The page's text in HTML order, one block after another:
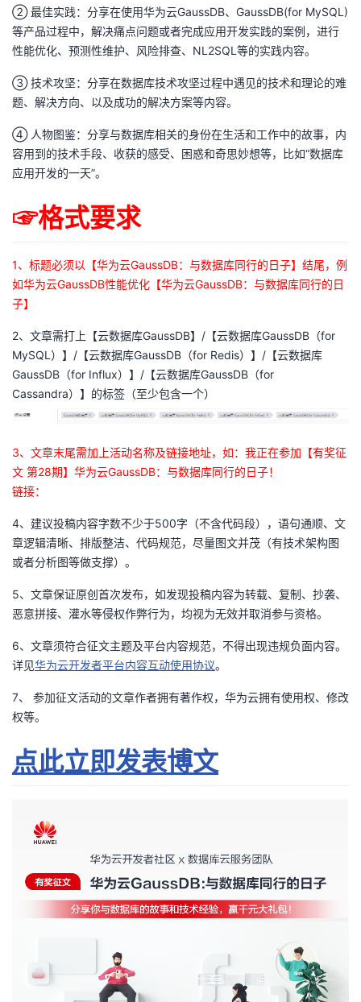
程
认
的
验
我
收
藏
支
声
议
② 最佳实践：分享在使用华为云GaussDB、GaussDB(for MySQL)
等产品过程中，解决痛点问题或者完成应用开发实践的案例，进行
性能优化、预测性维护、风险排查、NL2SQL等的实践内容。
③ 技术攻坚：分享在数据库技术攻坚过程中遇见的技术和理论的难
题、解决方向、以及成功的解决方案等内容。
④ 人物图鉴：分享与数据库相关的身份在生活和工作中的故事，内
容用到的技术手段、收获的感受、困惑和奇思妙想等，比如“数据库
应用开发的一天”。
☞格式要求
1、标题必须以【华为云GaussDB：与数据库同行的日子】结尾，例
如华为云GaussDB性能优化【华为云GaussDB：与数据库同行的日
子】
2、文章需打上【云数据库GaussDB】/【云数据库GaussDB（for
MySQL）】/【云数据库GaussDB（for Redis）】/【云数据库
GaussDB（for Influx）】/【云数据库GaussDB（for
Cassandra）】的标签（至少包含一个）
3、文章末尾需加上活动名称及链接地址，如：我正在参加【有奖征
文 第28期】华为云GaussDB：与数据库同行的日子！
链接：
4、建议投稿内容字数不少于500字（不含代码段），语句通顺、文
章逻辑清晰、排版整洁、代码规范，尽量图文并茂（有技术架构图
或者分析图等做支撑）。
5、文章保证原创首次发布，如发现投稿内容为转载、复制、抄袭、
恶意拼接、灌水等侵权作弊行为，均视为无效并取消参与资格。
6、文章须符合征文主题及平台内容规范，不得出现违规负面内容。
详见华为云开发者平台内容互动使用协议。
7、 参加征文活动的文章作者拥有著作权，华为云拥有使用权、修改
权等。
点此立即发表博文